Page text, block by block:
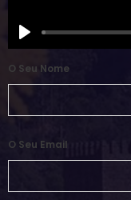
O Seu Nome
O Seu Email